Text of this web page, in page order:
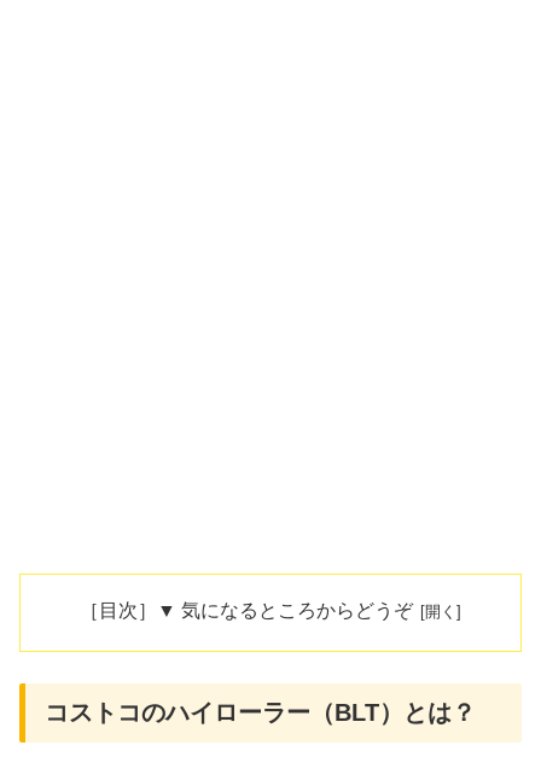
［目次］▼ 気になるところからどうぞ
コストコのハイローラー（BLT）とは？